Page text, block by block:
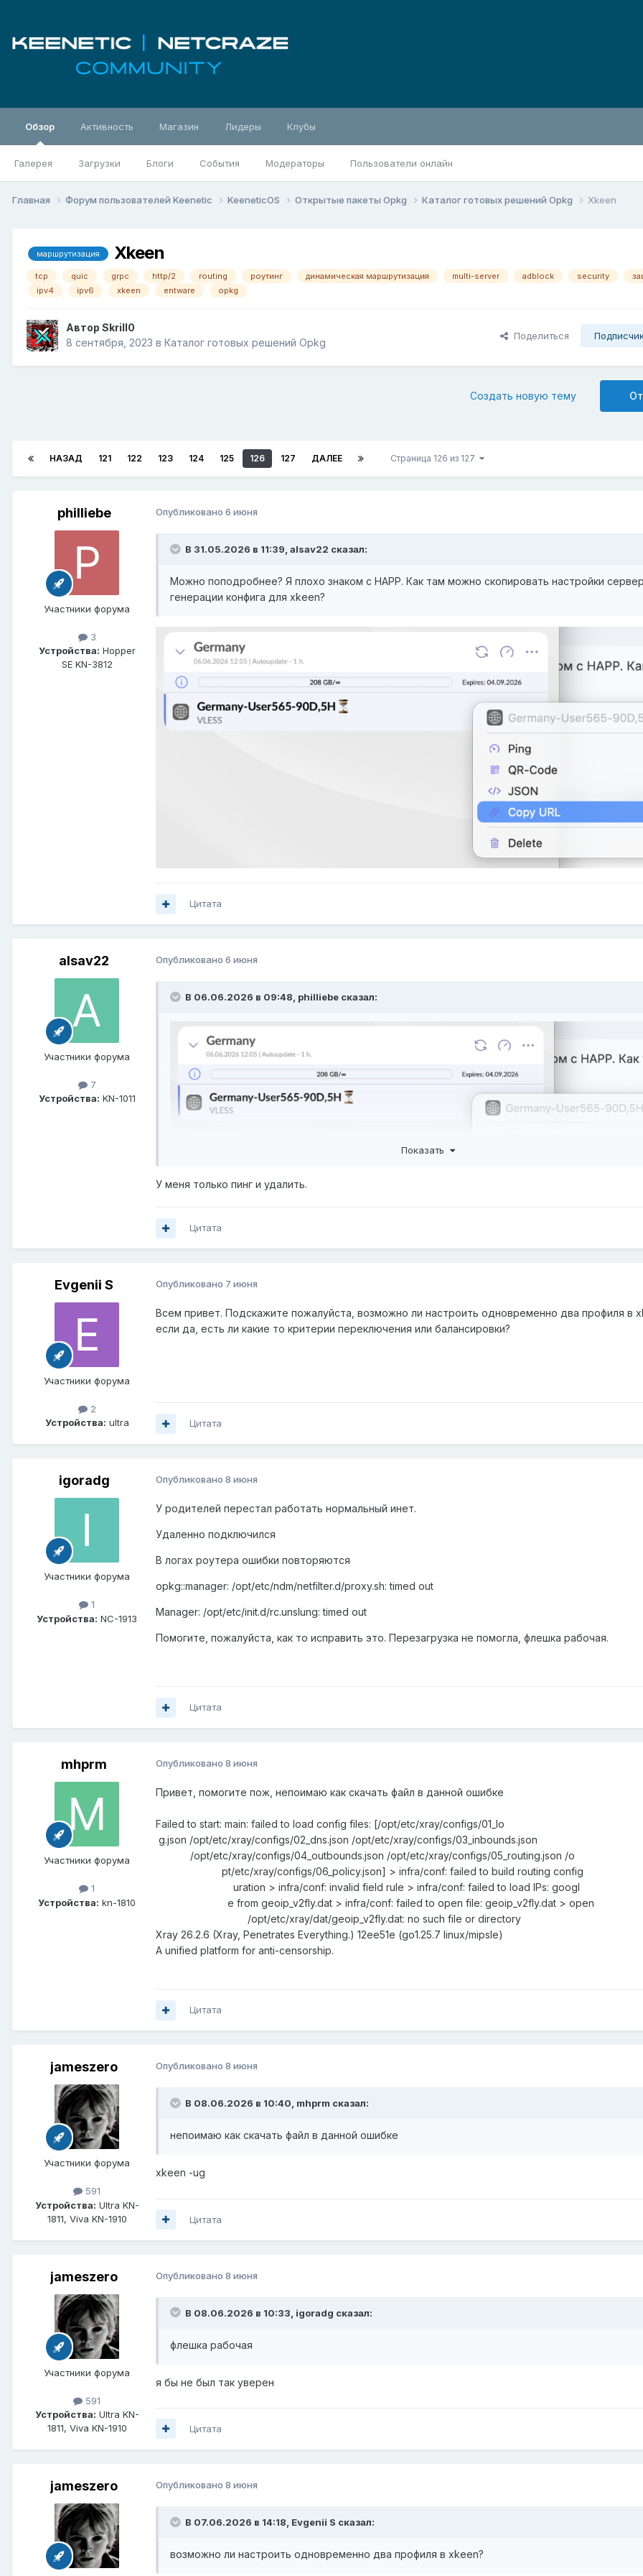
Обзор
Галерея Загрузки Блоги События Модераторы Пользователи онлайн
Активность Магазин Лидеры Клубы
Главная Форум пользователей Keenetic KeeneticOS Открытые пакеты Opkg Каталог готовых решений Opkg Xkeen
маршрутизация Xkeen
tcp quic grpc http/2 routing роутинг динамическая маршрутизация multi-server adblock security
ipv4
ipv6 xkeen entware opkg
Автор Skrill0
8 сентября, 2023 в Каталог готовых решений Opkg
Поделиться
Создать новую тему
НАЗАД 121 122 123 124 125 126 127 ДАЛЕЕ Страница 126 из 127
philliebe
Участники форума
3
Устройства: Hopper
SE KN-3812
Опубликовано 6 июня
В 31.05.2026 в 11:39, alsav22 сказал:
Можно поподробнее? Я плохо знаком с HAPP. Как там можно скопировать настройки
генерации конфига для xkeen?
Цитата
alsav22
Участники форума
7
Устройства: KN-1011
Опубликовано 6 июня
В 06.06.2026 в 09:48, philliebe сказал:
Показать
У меня только пинг и удалить.
Цитата
Evgenii S
Участники форума
2
Устройства: ultra
Опубликовано 7 июня
Всем привет. Подскажите пожалуйста, возможно ли настроить одновременно два профиля в
если да, есть ли какие то критерии переключения или балансировки?
Цитата
igoradg
Участники форума
1
Устройства: NC-1913
Опубликовано 8 июня
У родителей перестал работать нормальный инет.
Удаленно подключился
В логах роутера ошибки повторяются
opkg::manager: /opt/etc/ndm/netfilter.d/proxy.sh: timed out
Manager: /opt/etc/init.d/rc.unslung: timed out
Помогите, пожалуйста, как то исправить это. Перезагрузка не помогла, флешка рабочая.
Цитата
mhprm
Участники форума
1
Устройства: kn-1810
Опубликовано 8 июня
Привет, помогите пож, непоимаю как скачать файл в данной ошибке
Failed to start: main: failed to load config files: [/opt/etc/xray/
g.json /opt/etc/xray/configs/02_dns.json /opt/etc/xray/configs/
/opt/etc/xray/configs/04_outbounds.json /opt/etc/xray/configs/
pt/etc/xray/configs/06_policy.json] > infra/conf: failed to build routing
uration > infra/conf: invalid field rule > infra/conf: failed to load
e from geoip_v2fly.dat > infra/conf: failed to open file: geoip_v2fly.dat
/opt/etc/xray/dat/geoip_v2fly.dat: no such file or directory
Xray 26.2.6 (Xray, Penetrates Everything.) 12ee51e (go1.25.7 linux/mipsle)
A unified platform for anti-censorship.
Цитата
jameszero
Участники форума
591
Устройства: Ultra KN-
1811, Viva KN-1910
Опубликовано 8 июня
В 08.06.2026 в 10:40, mhprm сказал:
непоимаю как скачать файл в данной ошибке
xkeen -ug
Цитата
jameszero
Участники форума
591
Устройства: Ultra KN-
1811, Viva KN-1910
Опубликовано 8 июня
В 08.06.2026 в 10:33, igoradg сказал:
флешка рабочая
я бы не был так уверен
Цитата
jameszero Опубликовано 8 июня
В 07.06.2026 в 14:18, Evgenii S сказал:
возможно ли настроить одновременно два профиля в xkeen?